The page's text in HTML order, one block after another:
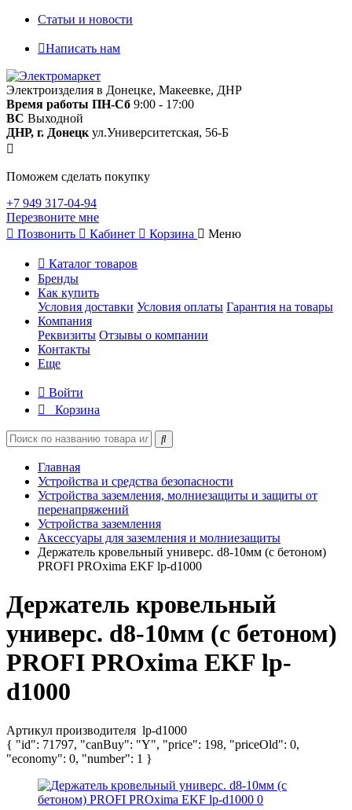
Статьи и новости
Написать нам
Электроизделия в Донецке, Макеевке, ДНР
Время работы ПН-Сб 9:00 - 17:00
ВС Выходной
ДНР, г. Донецк ул.Университетская, 56-Б
Поможем сделать покупку
+7 949 317-04-94
Перезвоните мне
Позвонить
Кабинет Корзина Меню
Каталог товаров
Бренды
Как купить
Условия доставки Условия оплаты Гарантия на товары
Компания
Реквизиты Отзывы о компании
Контакты
Еще
Войти
Корзина
Главная
Устройства и средства безопасности
Устройства заземления, молниезащиты и защиты от
перенапряжений
Устройства заземления
Аксессуары для заземления и молниезащиты
Держатель кровельный универс. d8-10мм (с бетоном)
PROFI PROxima EKF lp-d1000
Держатель кровельный
универс. d8-10мм (с бетоном)
PROFI PROxima EKF lp-
d1000
Артикул производителя lp-d1000
{ "id": 71797, "canBuy": "Y", "price": 198, "priceOld": 0,
"economy": 0, "number": 1 }